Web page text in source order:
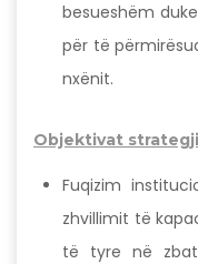
besueshëm
për të
nxënit.
Objektivat
Fuqizim
zhvillimit të
të tyre në